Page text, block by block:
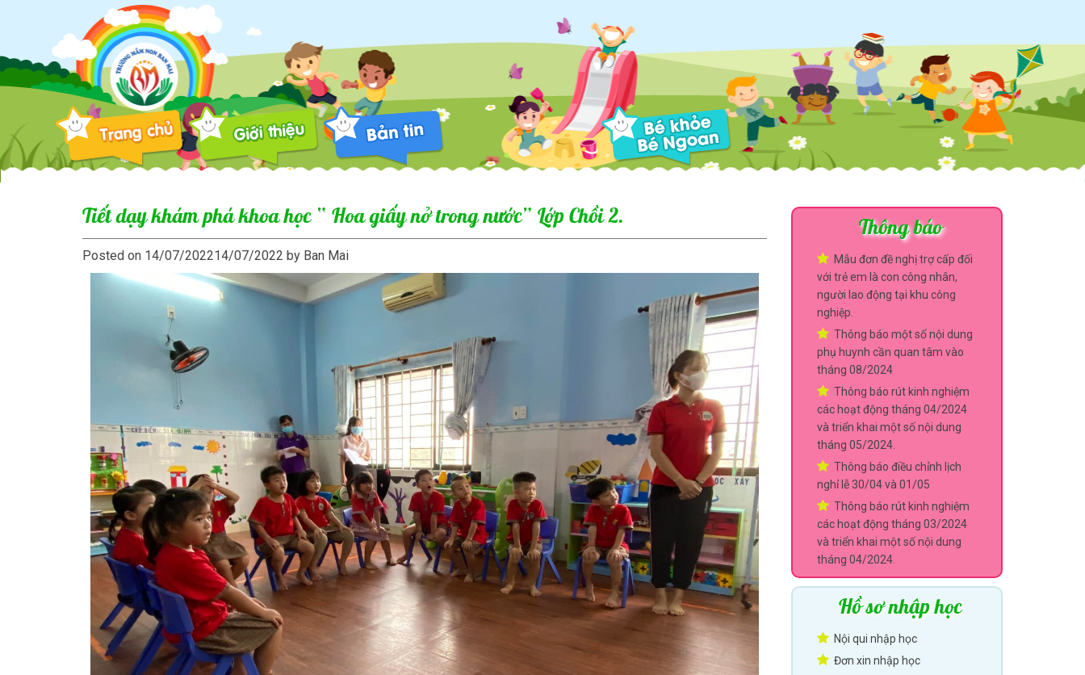
Trường
Mầm
Non
Ban
Mai
Thành
Phố
Thủ
Đức
Tiết dạy khám phá khoa học “ Hoa giấy nở trong nước” Lớp Chồi 2.
Posted on 14/07/202214/07/2022 by Ban Mai
Thông báo
Mẫu đơn đề nghị trợ cấp đối
với trẻ em là con công nhân,
người lao động tại khu công
nghiệp.
Thông báo một số nội dung
phụ huynh cần quan tâm vào
tháng 08/2024
Thông báo rút kinh nghiệm
các hoạt động tháng 04/2024
và triển khai một số nội dung
tháng 05/2024.
Thông báo điều chỉnh lịch
nghỉ lễ 30/04 và 01/05
Thông báo rút kinh nghiệm
các hoạt động tháng 03/2024
và triển khai một số nội dung
tháng 04/2024.
Hồ sơ nhập học
Nội qui nhập học
Đơn xin nhập học